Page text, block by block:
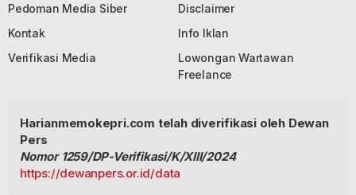
Pedoman Media Siber
Disclaimer
Kontak
Info Iklan
Verifikasi Media
Lowongan Wartawan
Freelance
Harianmemokepri.com telah diverifikasi oleh Dewan
Pers
Nomor 1259/DP-Verifikasi/K/XIII/2024
https://dewanpers.or.id/data